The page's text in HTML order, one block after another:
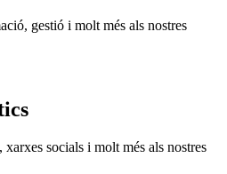
gestió i molt més als nostres
socials i molt més als nostres